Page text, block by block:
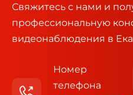
Свяжитесь с нами и
профессиональную
видеонаблюдения в
Номер
телефона